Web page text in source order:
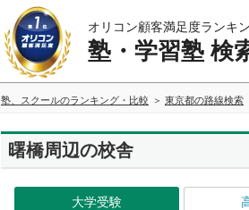
オリコン顧客満足度ランキ
塾・学習塾 検
塾、スクールのランキング・比較 東京都の路線検索
曙橋周辺の校舎
大学受験